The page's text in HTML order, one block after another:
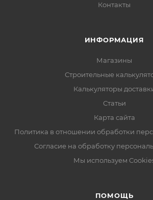
Контакты
ИНФОРМАЦИЯ
Магазины
Строительные
Калькуляторы
Статьи
Карта сайта
Политика в отношении обработки
Согласие на обработку
Мы используем
ПОМОЩЬ